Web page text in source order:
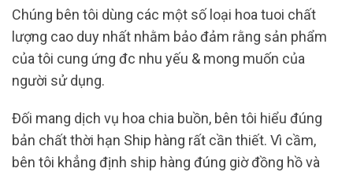
Chúng bên tôi dùng các một số loại hoa tuoi chất
lượng cao duy nhất nhằm bảo đảm rằng sản phẩm
của tôi cung ứng đc nhu yếu & mong muốn của
người sử dụng.
Đối mang dịch vụ hoa chia buồn, bên tôi hiểu đúng
bản chất thời hạn Ship hàng rất cần thiết. Vì cầm,
bên tôi khẳng định ship hàng đúng giờ đồng hồ và